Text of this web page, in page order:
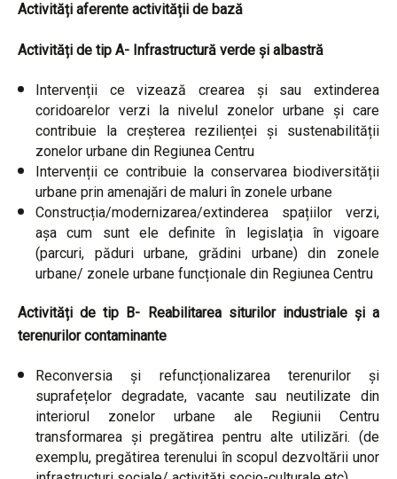
Activități aferente activității de bază
Activități de tip A- Infrastructură verde și albastră
Intervenții ce vizează crearea și sau extinderea
coridoarelor verzi la nivelul zonelor urbane și care
contribuie la creșterea rezilienței și sustenabilității
zonelor urbane din Regiunea Centru
Intervenții ce contribuie la conservarea biodiversității
urbane prin amenajări de maluri în zonele urbane
Construcția/modernizarea/extinderea spațiilor verzi,
așa cum sunt ele definite în legislația în vigoare
(parcuri, păduri urbane, grădini urbane) din zonele
urbane/ zonele urbane funcționale din Regiunea Centru
Activități de tip B- Reabilitarea siturilor industriale și a
terenurilor contaminante
Reconversia și refuncționalizarea terenurilor și
suprafețelor degradate, vacante sau neutilizate din
interiorul zonelor urbane ale Regiunii Centru
transformarea și pregătirea pentru alte utilizări. (de
exemplu, pregătirea terenului în scopul dezvoltării unor